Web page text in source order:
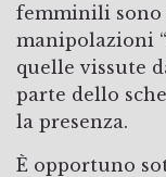
femminili sono
manipolazioni
quelle vissute
parte dello
la presenza.
È opportuno